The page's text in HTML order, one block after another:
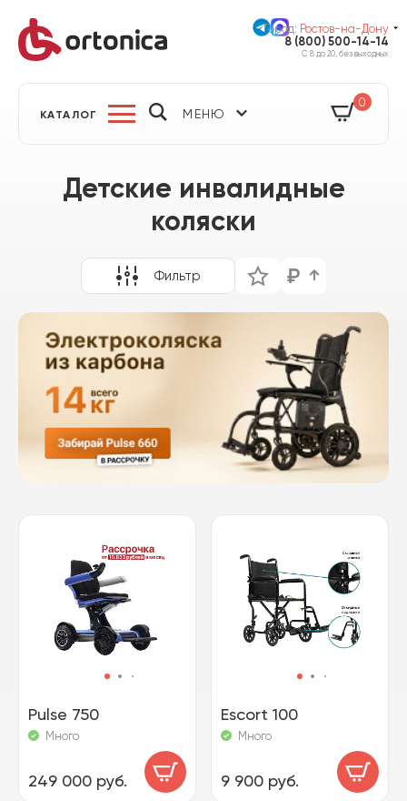
Город: Ростов-на-Дону
8 (800) 500-14-14
С 8 до 20, без выходных
КАТАЛОГ МЕНЮ
0
Детские инвалидные
коляски
Фильтр
Pulse 750
Много
249 000 руб.
Escort 100
Много
9 900 руб.